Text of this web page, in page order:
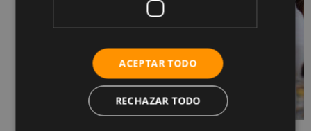
ACEPTAR TODO
RECHAZAR TODO